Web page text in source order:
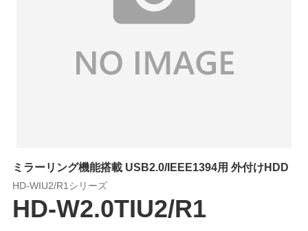
ミラーリング機能搭載 USB2.0/IEEE1394用 外付けHDD
HD-WIU2/R1シリーズ
HD-W2.0TIU2/R1